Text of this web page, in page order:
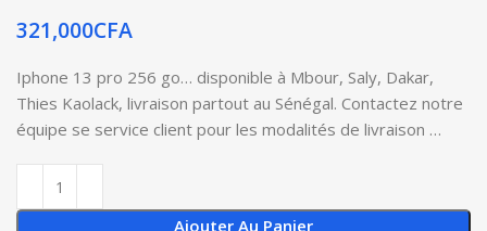
321,000CFA
Iphone 13 pro 256 go… disponible à Mbour, Saly, Dakar,
Thies Kaolack, livraison partout au Sénégal. Contactez notre
équipe se service client pour les modalités de livraison …
Ajouter Au Panier